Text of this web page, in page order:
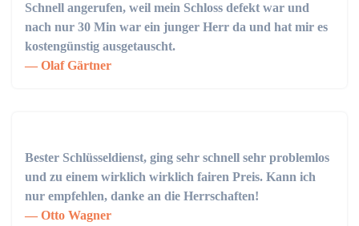
Schnell angerufen, weil mein Schloss defekt war und
nach nur 30 Min war ein junger Herr da und hat mir es
kostengünstig ausgetauscht.
Olaf Gärtner
Bester Schlüsseldienst, ging sehr schnell sehr problemlos
und zu einem wirklich wirklich fairen Preis. Kann ich
nur empfehlen, danke an die Herrschaften!
Otto Wagner